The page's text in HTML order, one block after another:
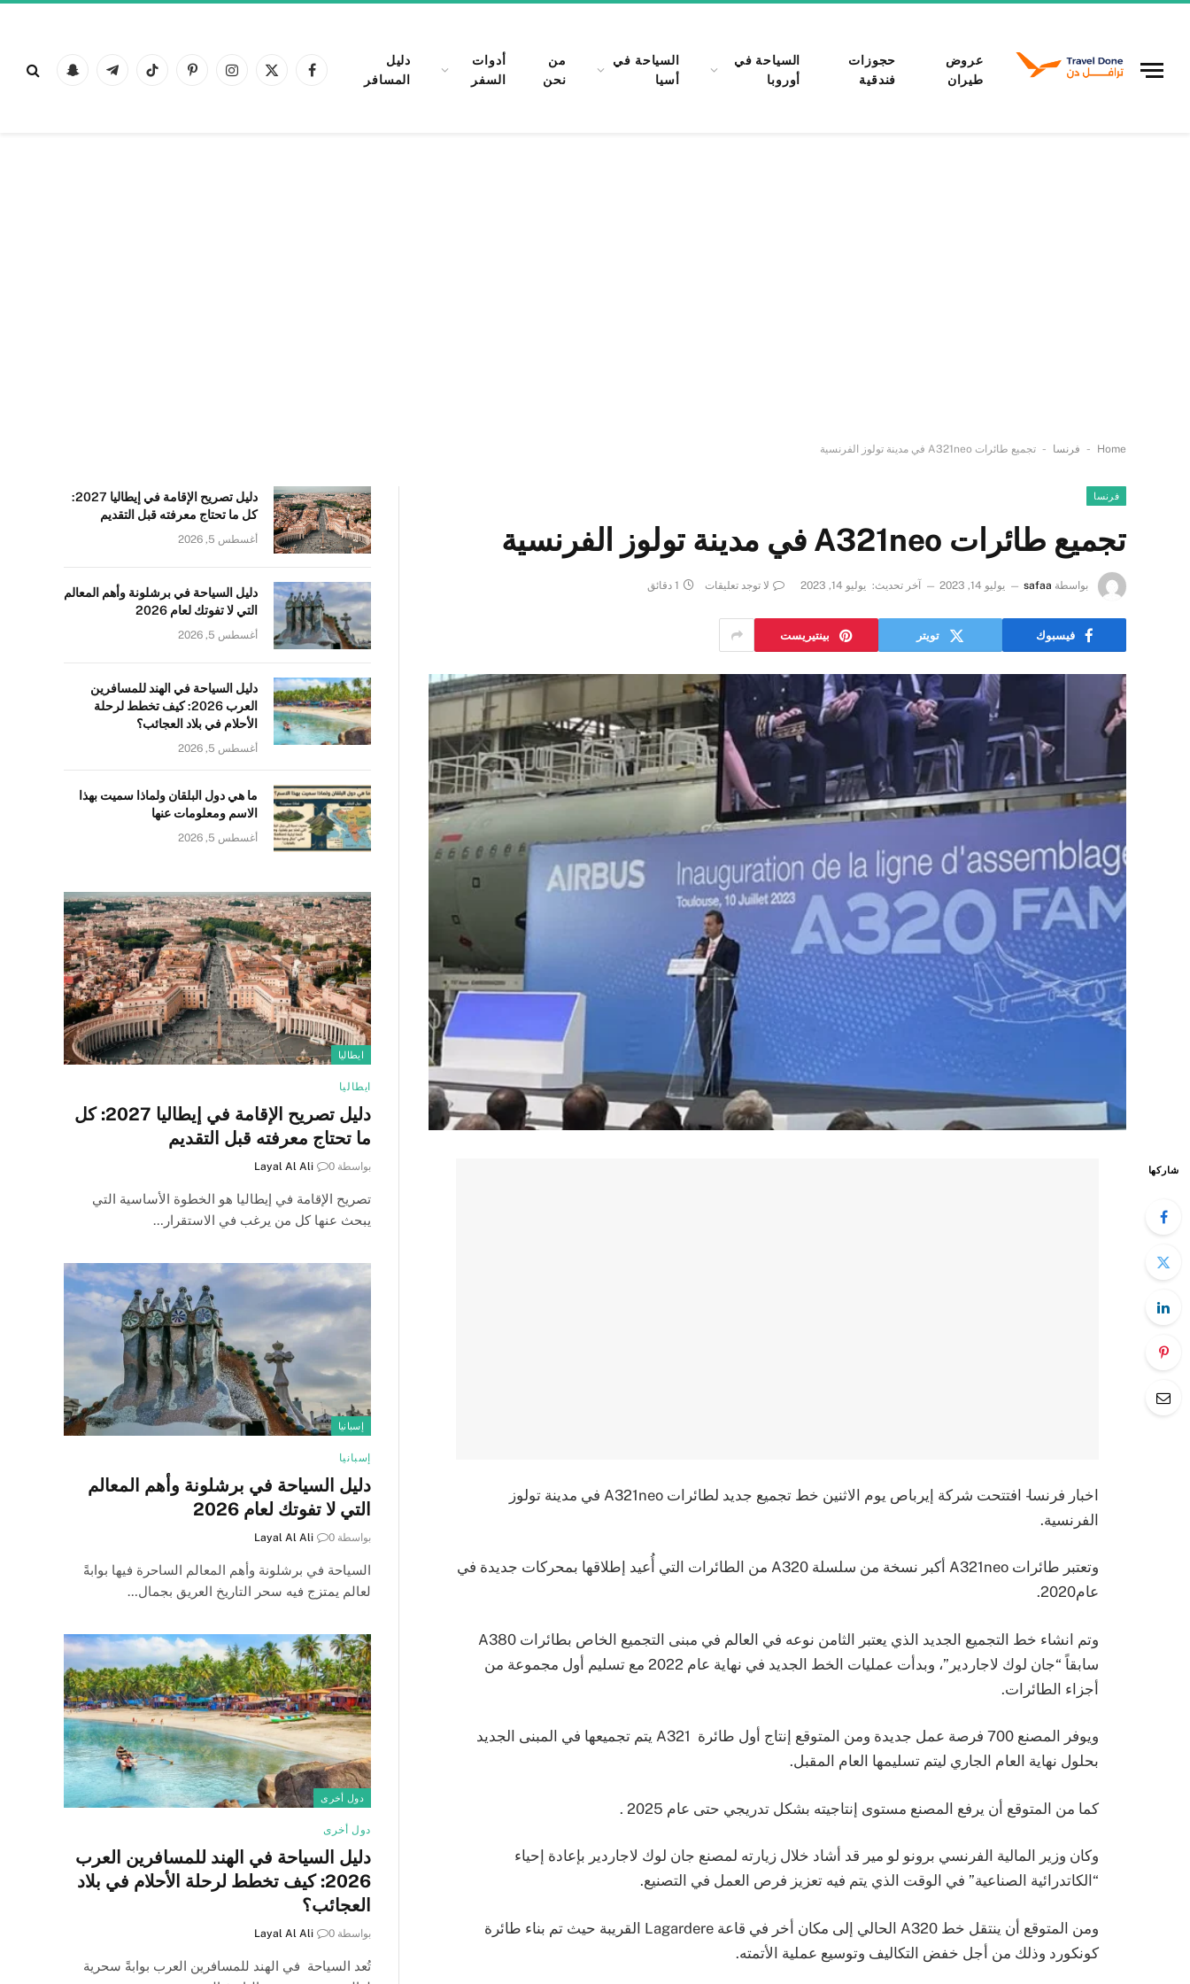
عروض
طيران
حجوزات
فندقية
السياحة في
أوروبا
السياحة في
أسيا
من
نحن
أدوات
السفر
دليل
المسافر
فيسبوكX
الانستغرامبينتيريستتيكتوك تيلقرام Snapchat
Home
- فرنسا - تجميع طائرات A321neo في مدينة تولوز الفرنسية
فرنسا
تجميع طائرات A321neo في مدينة تولوز الفرنسية
بواسطة safaa يوليو 14, 2023 آخر تحديث: يوليو 14, 2023 لا توجد تعليقات 1 دقائق
فيسبوك تويتر بينتيريست
شاركها
اخبار فرنسا- افتتحت شركة إيرباص يوم الاثنين خط تجميع جديد لطائرات A321neo في مدينة تولوز
الفرنسية.
وتعتبر طائرات A321neo أكبر نسخة من سلسلة A320 من الطائرات التي أُعيد إطلاقها بمحركات جديدة في
عام2020.
وتم انشاء خط التجميع الجديد الذي يعتبر الثامن نوعه في العالم في مبنى التجميع الخاص بطائرات A380
سابقاً “جان لوك لاجاردير”، وبدأت عمليات الخط الجديد في نهاية عام 2022 مع تسليم أول مجموعة من
أجزاء الطائرات.
ويوفر المصنع 700 فرصة عمل جديدة ومن المتوقع إنتاج أول طائرة A321 يتم تجميعها في المبنى الجديد
بحلول نهاية العام الجاري ليتم تسليمها العام المقبل.
كما من المتوقع أن يرفع المصنع مستوى إنتاجيته بشكل تدريجي حتى عام 2025 .
وكان وزير المالية الفرنسي برونو لو مير قد أشاد خلال زيارته لمصنع جان لوك لاجاردير بإعادة إحياء
“الكاتدرائية الصناعية” في الوقت الذي يتم فيه تعزيز فرص العمل في التصنيع.
ومن المتوقع أن ينتقل خط A320 الحالي إلى مكان أخر في قاعة Lagardere القريبة حيث تم بناء طائرة
كونكورد وذلك من أجل خفض التكاليف وتوسيع عملية الأتمته.
دليل تصريح الإقامة في إيطاليا 2027:
كل ما تحتاج معرفته قبل التقديم
أغسطس 5, 2026
دليل السياحة في برشلونة وأهم المعالم
التي لا تفوتك لعام 2026
أغسطس 5, 2026
دليل السياحة في الهند للمسافرين
العرب 2026: كيف تخطط لرحلة
الأحلام في بلاد العجائب؟
أغسطس 5, 2026
ما هي دول البلقان ولماذا سميت بهذا
الاسم ومعلومات عنها
أغسطس 5, 2026
ايطاليا
ايطاليا
دليل تصريح الإقامة في إيطاليا 2027: كل
ما تحتاج معرفته قبل التقديم
بواسطة Layal Al Ali 0
تصريح الإقامة في إيطاليا هو الخطوة الأساسية التي
يبحث عنها كل من يرغب في الاستقرار…
إسبانيا
إسبانيا
دليل السياحة في برشلونة وأهم المعالم
التي لا تفوتك لعام 2026
بواسطة Layal Al Ali 0
السياحة في برشلونة وأهم المعالم الساحرة فيها بوابةً
لعالم يمتزج فيه سحر التاريخ العريق بجمال…
دول أخرى
دول أخرى
دليل السياحة في الهند للمسافرين العرب
2026: كيف تخطط لرحلة الأحلام في بلاد
العجائب؟
بواسطة Layal Al Ali 0
تُعد السياحة في الهند للمسافرين العرب بوابةً سحرية